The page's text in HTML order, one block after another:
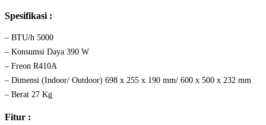
Spesifikasi :
– BTU/h 5000
– Konsumsi Daya 390 W
– Freon R410A
– Dimensi (Indoor/ Outdoor) 698 x 255 x 190 mm/ 600 x 500 x 232 mm
– Berat 27 Kg
Fitur :